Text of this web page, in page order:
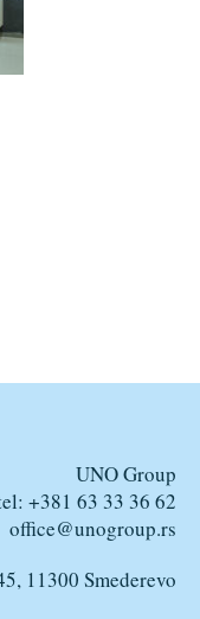
UNO Group
+381 63 33 36 62
office@unogroup.rs
11300 Smederevo